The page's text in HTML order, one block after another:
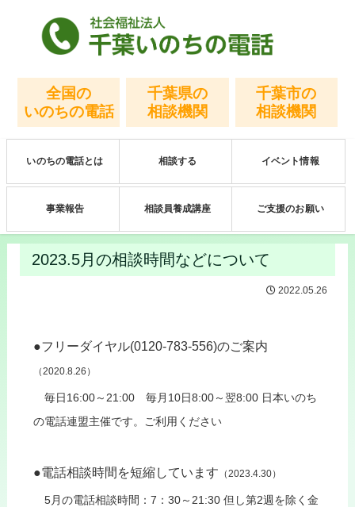
全国の
いのちの電話
千葉県の
相談機関
千葉市の
相談機関
いのちの電話とは 相談する イベント情報
事業報告 相談員養成講座 ご支援のお願い
2023.5月の相談時間などについて
2022.05.26
●フリーダイヤル(0120-783-556)のご案内
（2020.8.26）
毎日16:00～21:00 毎月10日8:00～翌8:00 日本いのち
の電話連盟主催です。 ご利用ください
●電話相談時間を短縮しています （2023.4.30）
5月の電話相談時間：7：30～21:30 但し第2週を除く金